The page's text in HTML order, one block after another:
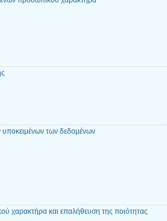
υποκειμένων των δεδομένων
χαρακτήρα και επαλήθευση της ποιότητας